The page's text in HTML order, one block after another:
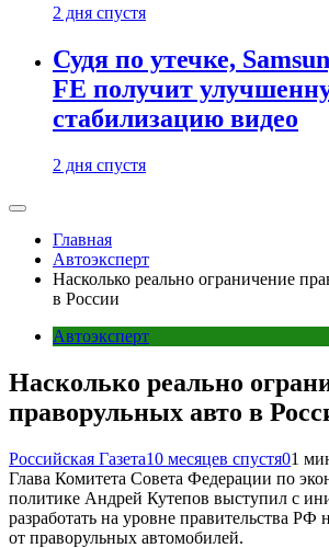
2 дня спустя
Судя по утечке,
FE получит
стабилизацию видео
2 дня спустя
Главная
Автоэксперт
Насколько реально ограничение
в России
Автоэксперт
Насколько реально
праворульных авто в
Российская Газета10 месяцев спустя01
Глава Комитета Совета Федерации по
политике Андрей Кутепов выступил с
разработать на уровне правительства РФ
от праворульных автомобилей.